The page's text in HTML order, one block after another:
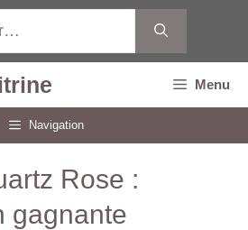
Menu
Navigation
Rose :
gagnante